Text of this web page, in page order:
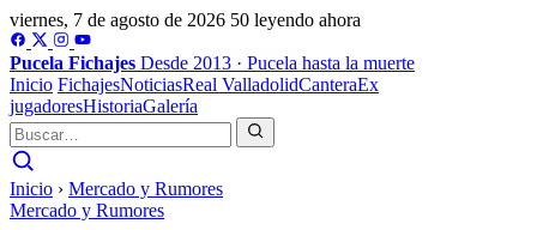
viernes, 7 de agosto de 2026 50 leyendo ahora
Pucela Fichajes Desde 2013 · Pucela hasta la muerte
Inicio FichajesNoticiasReal ValladolidCanteraEx
jugadoresHistoriaGalería
Inicio › Mercado y Rumores
Mercado y Rumores